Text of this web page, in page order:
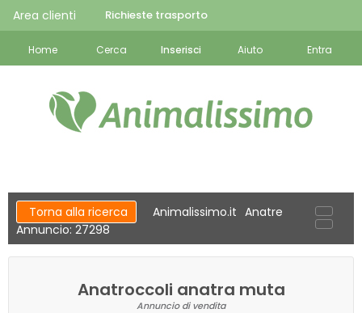
Area clienti Richieste trasporto
Home Cerca Inserisci Aiuto Entra
Torna alla ricerca Animalissimo.it Anatre
Annuncio: 27298
Anatroccoli anatra muta
Annuncio di vendita